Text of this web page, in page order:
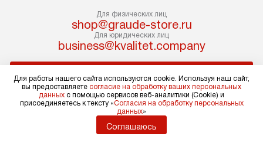
Для физических лиц
shop@graude-store.ru
Для юридических лиц
business@kvalitet.company
Политика конфиденциальности
Условия продажи
Карта сайта
Для работы нашего сайта используются cookie. Используя наш сайт,
вы предоставляете согласие на обработку ваших персональных
данных с помощью сервисов веб-аналитики (Cookie) и
присоединяетесь к тексту «Согласия на обработку персональных
данных»
Соглашаюсь